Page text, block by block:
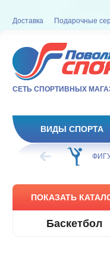
Доставка Подарочные
СЕТЬ СПОРТИВНЫХ
ВИДЫ СПОРТА
ХОККЕЙ
ПОКАЗАТЬ
Баскетбол